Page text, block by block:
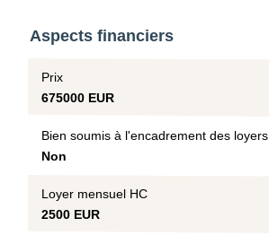
Aspects financiers
Prix
675000 EUR
Bien soumis à l'encadrement des loyers
Non
Loyer mensuel HC
2500 EUR